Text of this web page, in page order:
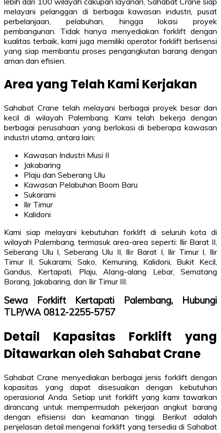
melayani pelanggan di berbagai kawasan industri, pusat
perbelanjaan, pelabuhan, hingga lokasi proyek
pembangunan. Tidak hanya menyediakan forklift dengan
kualitas terbaik, kami juga memiliki operator forklift berlisensi
yang siap membantu proses pengangkutan barang dengan
aman dan efisien.
Area yang Telah Kami Kerjakan
Sahabat Crane telah melayani berbagai proyek besar dan
kecil di wilayah Palembang. Kami telah bekerja dengan
berbagai perusahaan yang berlokasi di beberapa kawasan
industri utama, antara lain:
Kawasan Industri Musi II
Jakabaring
Plaju dan Seberang Ulu
Kawasan Pelabuhan Boom Baru
Sukarami
Ilir Timur
Kalidoni
Kami siap melayani kebutuhan forklift di seluruh kota di
wilayah Palembang, termasuk area-area seperti: Ilir Barat II,
Seberang Ulu I, Seberang Ulu II, Ilir Barat I, Ilir Timur I, Ilir
Timur II, Sukarami, Sako, Kemuning, Kalidoni, Bukit Kecil,
Gandus, Kertapati, Plaju, Alang-alang Lebar, Sematang
Borang, Jakabaring, dan Ilir Timur III.
Sewa Forklift Kertapati Palembang, Hubungi
TLP/WA 0812-2255-5757
Detail Kapasitas Forklift yang
Ditawarkan oleh Sahabat Crane
Sahabat Crane menyediakan berbagai jenis forklift dengan
kapasitas yang dapat disesuaikan dengan kebutuhan
operasional Anda. Setiap unit forklift yang kami tawarkan
dirancang untuk mempermudah pekerjaan angkut barang
dengan efisiensi dan keamanan tinggi. Berikut adalah
penjelasan detail mengenai forklift yang tersedia di Sahabat